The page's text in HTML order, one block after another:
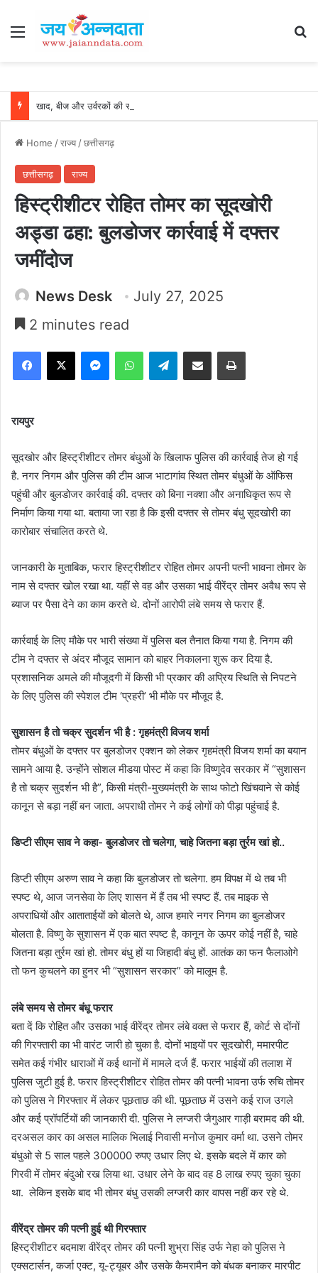
Menu
Home /राज्य/छत्तीसगढ़
छत्तीसगढ़ राज्य
हिस्ट्रीशीटर रोहित तोमर का सूदखोरी
अड्डा ढहा: बुलडोजर कार्रवाई में दफ्तर
जमींदोज
News Desk
July 27, 2025
2 minutes read
Facebook
X MessengerWhatsAppTelegramShare via Email Print
रायपुर
सूदखोर और हिस्ट्रीशीटर तोमर बंधुओं के खिलाफ पुलिस की कार्रवाई तेज हो गई
है. नगर निगम और पुलिस की टीम आज भाटागांव स्थित तोमर बंधुओं के ऑफिस
पहुंची और बुलडोजर कार्रवाई की. दफ्तर को बिना नक्शा और अनाधिकृत रूप से
निर्माण किया गया था. बताया जा रहा है कि इसी दफ्तर से तोमर बंधु सूदखोरी का
कारोबार संचालित करते थे.
जानकारी के मुताबिक, फरार हिस्ट्रीशीटर रोहित तोमर अपनी पत्नी भावना तोमर के
नाम से दफ्तर खोल रखा था. यहीं से वह और उसका भाई वीरेंद्र तोमर अवैध रूप से
ब्याज पर पैसा देने का काम करते थे. दोनों आरोपी लंबे समय से फरार हैं.
कार्रवाई के लिए मौके पर भारी संख्या में पुलिस बल तैनात किया गया है. निगम की
टीम ने दफ्तर से अंदर मौजूद सामान को बाहर निकालना शुरू कर दिया है.
प्रशासनिक अमले की मौजूदगी में किसी भी प्रकार की अप्रिय स्थिति से निपटने
के लिए पुलिस की स्पेशल टीम ‘प्रहरी’ भी मौके पर मौजूद है.
सुशासन है तो चक्र सुदर्शन भी है : गृहमंत्री विजय शर्मा
तोमर बंधुओं के दफ्तर पर बुलडोजर एक्शन को लेकर गृहमंत्री विजय शर्मा का बयान
सामने आया है. उन्होंने सोशल मीडया पोस्ट में कहा कि विष्णुदेव सरकार में “सुशासन
है तो चक्र सुदर्शन भी है”, किसी मंत्री-मुख्यमंत्री के साथ फोटो खिंचवाने से कोई
कानून से बड़ा नहीं बन जाता. अपराधी तोमर ने कई लोगों को पीड़ा पहुंचाई है.
डिप्टी सीएम साव ने कहा- बुलडोजर तो चलेगा, चाहे जितना बड़ा तुर्रम खां हो..
डिप्टी सीएम अरुण साव ने कहा कि बुलडोजर तो चलेगा. हम विपक्ष में थे तब भी
स्पष्ट थे, आज जनसेवा के लिए शासन में हैं तब भी स्पष्ट हैं. तब माइक से
अपराधियों और आताताईयों को बोलते थे, आज हमारे नगर निगम का बुलडोजर
बोलता है. विष्णु के सुशासन में एक बात स्पष्ट है, कानून के ऊपर कोई नहीं है, चाहे
जितना बड़ा तुर्रम खां हो. तोमर बंधु हों या जिहादी बंधु हों. आतंक का फन फैलाओगे
तो फन कुचलने का हुनर भी “सुशासन सरकार” को मालूम है.
लंबे समय से तोमर बंधू फरार
बता दें कि रोहित और उसका भाई वीरेंद्र तोमर लंबे वक्त से फरार हैं, कोर्ट से दोंनों
की गिरफ्तारी का भी वारंट जारी हो चुका है. दोनों भाइयों पर सूदखोरी, ममारपीट
समेत कई गंभीर धाराओं में कई थानों में मामले दर्ज हैं. फरार भाईयों की तलाश में
पुलिस जुटी हुई है. फरार हिस्ट्रीशीटर रोहित तोमर की पत्नी भावना उर्फ रुचि तोमर
को पुलिस ने गिरफ्तार में लेकर पूछताछ की थी. पूछताछ में उसने कई राज उगले
और कई प्रॉपर्टियों की जानकारी दी. पुलिस ने लग्जरी जैगुआर गाड़ी बरामद की थी.
दरअसल कार का असल मालिक भिलाई निवासी मनोज कुमार वर्मा था. उसने तोमर
बंधुओ से 5 साल पहले 300000 रुपए उधार लिए थे. इसके बदले में कार को
गिरवी में तोमर बंदुओ रख लिया था. उधार लेने के बाद वह 8 लाख रुपए चुका चुका
था. लेकिन इसके बाद भी तोमर बंधु उसकी लग्जरी कार वापस नहीं कर रहे थे.
वीरेंद्र तोमर की पत्नी हुई थी गिरफ्तार
हिस्ट्रीशीटर बदमाश वीरेंद्र तोमर की पत्नी शुभ्रा सिंह उर्फ नेहा को पुलिस ने
एक्सटार्सन, कर्जा एक्ट, यू-ट्यूबर और उसके कैमरामैन को बंधक बनाकर मारपीट